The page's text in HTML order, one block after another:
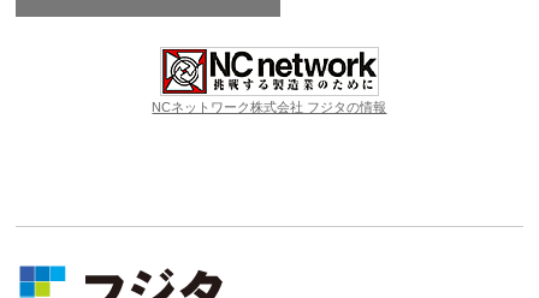
NCネットワーク株式会社 フジタの情報